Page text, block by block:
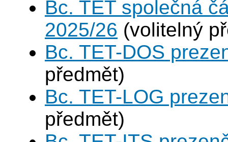
Bc. TET společná
2025/26 (volitelný
Bc. TET-DOS
předmět)
Bc. TET-LOG
předmět)